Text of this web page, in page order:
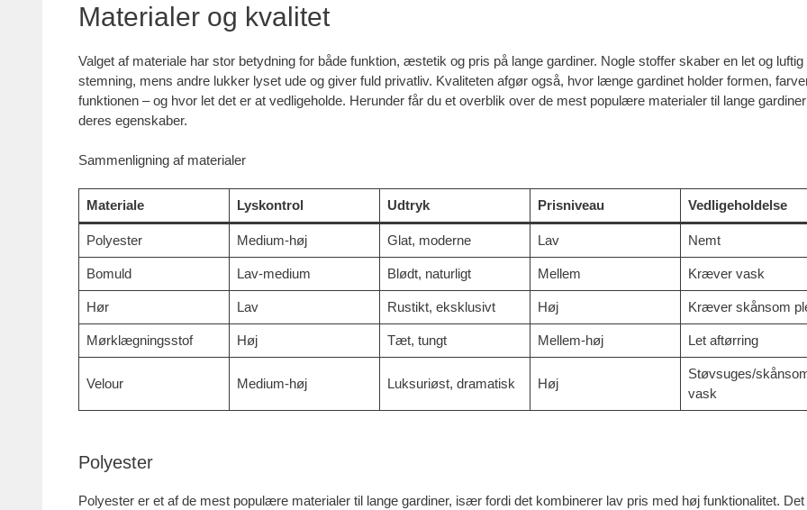
Materialer og kvalitet
Valget af materiale har stor betydning for både funktion, æstetik og pris på lange gardiner. Nogle stoffer skaber en let og luftig
stemning, mens andre lukker lyset ude og giver fuld privatliv. Kvaliteten afgør også, hvor længe gardinet holder formen,
funktionen – og hvor let det er at vedligeholde. Herunder får du et overblik over de mest populære materialer til lange
deres egenskaber.
Sammenligning af materialer
Materiale Lyskontrol Udtryk Prisniveau Vedligeholdelse
Polyester Medium-høj Glat, moderne Lav Nemt
Bomuld Lav-medium Blødt, naturligt Mellem Kræver vask
Hør Lav Rustikt, eksklusivt Høj Kræver skånsom
Mørklægningsstof Høj Tæt, tungt Mellem-høj Let aftørring
Velour Medium-høj Luksuriøst, dramatisk Høj
Støvsuges/
vask
Polyester
Polyester er et af de mest populære materialer til lange gardiner, især fordi det kombinerer lav pris med høj funktionalitet. Det